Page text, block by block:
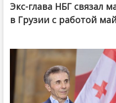
Экс-глава НБГ связал
в Грузии с работой